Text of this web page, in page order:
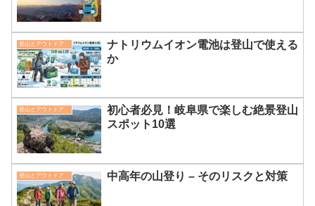
登山とアウトドア
ナトリウムイオン電池は登山で使える
か
登山とアウトドア
初心者必見！岐阜県で楽しむ絶景登山
スポット10選
登山とアウトドア 中高年の山登り – そのリスクと対策